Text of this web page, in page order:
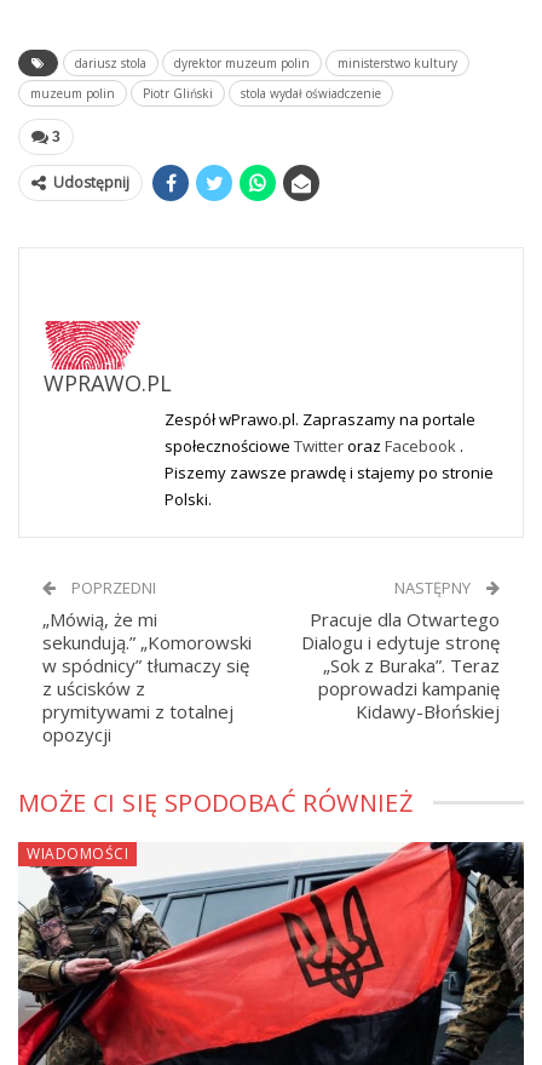
dariusz stola dyrektor muzeum polin
ministerstwo kultury
muzeum polin
Piotr Gliński stola wydał oświadczenie
3
Udostępnij
WPRAWO.PL
Zespół wPrawo.pl. Zapraszamy na portale
społecznościowe Twitteroraz Facebook .
Piszemy zawsze prawdę i stajemy po stronie
Polski.
POPRZEDNI
„Mówią, że mi
sekundują.” „Komorowski
w spódnicy” tłumaczy się
z uścisków z
prymitywami z totalnej
opozycji
NASTĘPNY
Pracuje dla Otwartego
Dialogu i edytuje stronę
„Sok z Buraka”. Teraz
poprowadzi kampanię
Kidawy-Błońskiej
MOŻE CI SIĘ SPODOBAĆ RÓWNIEŻ
WIADOMOŚCI